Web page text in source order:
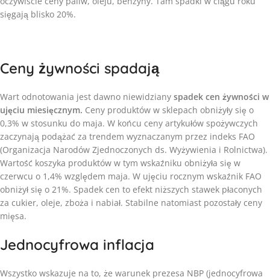
sięgają blisko 20%.
Ceny żywności spadają
Wart odnotowania jest dawno niewidziany spadek cen żywności w
ujęciu miesięcznym. Ceny produktów w sklepach obniżyły się o
0,3% w stosunku do maja. W końcu ceny artykułów spożywczych
zaczynają podążać za trendem wyznaczanym przez indeks FAO
(Organizacja Narodów Zjednoczonych ds. Wyżywienia i Rolnictwa).
Wartość koszyka produktów w tym wskaźniku obniżyła się w
czerwcu o 1,4% względem maja. W ujęciu rocznym wskaźnik FAO
obniżył się o 21%. Spadek cen to efekt niższych stawek płaconych
za cukier, oleje, zboża i nabiał. Stabilne natomiast pozostały ceny
mięsa.
Jednocyfrowa inflacja
Wszystko wskazuje na to, że warunek prezesa NBP (jednocyfrowa